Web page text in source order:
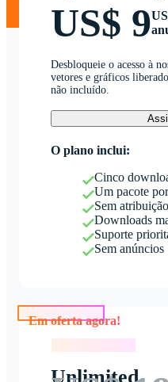
US$ 9
Desbloqueie o acesso à
vetores e gráficos
não incluído.
O plano inclui:
Cinco
Um pacote
Sem
Downloads
Suporte
Sem anúncios
Unlimited